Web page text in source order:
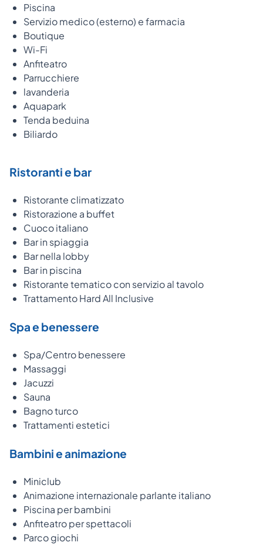
Piscina
Servizio medico (esterno) e farmacia
Boutique
Wi-Fi
Anfiteatro
Parrucchiere
lavanderia
Aquapark
Tenda beduina
Biliardo
Ristoranti e bar
Ristorante climatizzato
Ristorazione a buffet
Cuoco italiano
Bar in spiaggia
Bar nella lobby
Bar in piscina
Ristorante tematico con servizio al tavolo
Trattamento Hard All Inclusive
Spa e benessere
Spa/Centro benessere
Massaggi
Jacuzzi
Sauna
Bagno turco
Trattamenti estetici
Bambini e animazione
Miniclub
Animazione internazionale parlante italiano
Piscina per bambini
Anfiteatro per spettacoli
Parco giochi